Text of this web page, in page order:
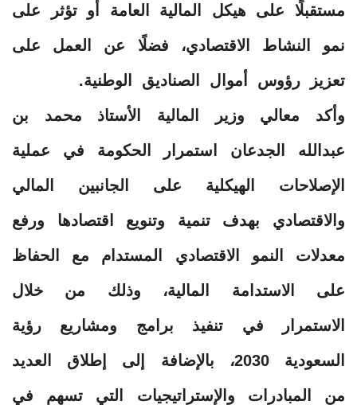
مستقبلًا على هيكل المالية العامة أو تؤثر على
نمو النشاط الاقتصادي، فضلًا عن العمل على
تعزيز رؤوس أموال الصناديق الوطنية.
وأكد معالي وزير المالية الأستاذ محمد بن
عبدالله الجدعان استمرار الحكومة في عملية
الإصلاحات الهيكلية على الجانبين المالي
والاقتصادي بهدف تنمية وتنويع اقتصادها ورفع
معدلات النمو الاقتصادي المستدام مع الحفاظ
على الاستدامة المالية، وذلك من خلال
الاستمرار في تنفيذ برامج ومشاريع رؤية
السعودية 2030، بالإضافة إلى إطلاق العديد
من المبادرات والإستراتيجيات التي تسهم في